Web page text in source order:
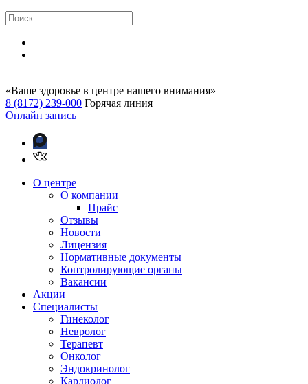
«Ваше здоровье в центре нашего внимания»
8 (8172) 239-000 Горячая линия
Онлайн запись
О центре
О компании
Прайс
Отзывы
Новости
Лицензия
Нормативные документы
Контролирующие органы
Вакансии
Акции
Специалисты
Гинеколог
Невролог
Терапевт
Онколог
Эндокринолог
Кардиолог